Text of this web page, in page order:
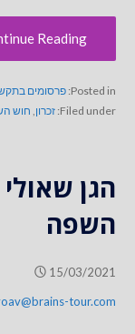
Reading ←
Posted in: פרסומים
Filed under: זכרון חוש
הגן
השפה
15/03/2021
tour.com